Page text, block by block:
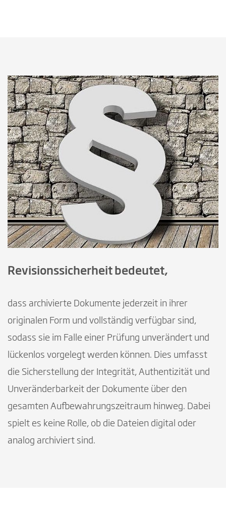
Revisionssicherheit bedeutet,
dass archivierte Dokumente jederzeit in ihrer
originalen Form und vollständig verfügbar sind,
sodass sie im Falle einer Prüfung unverändert und
lückenlos vorgelegt werden können. Dies umfasst
die Sicherstellung der Integrität, Authentizität und
Unveränderbarkeit der Dokumente über den
gesamten Aufbewahrungszeitraum hinweg. Dabei
spielt es keine Rolle, ob die Dateien digital oder
analog archiviert sind.